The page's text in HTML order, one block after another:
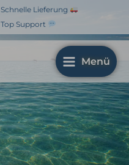
Schnelle Lieferung
Top Support
Menü